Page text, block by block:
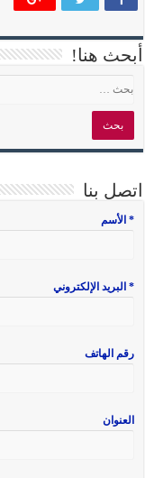
أبحث هنا!
اتصل بنا
* الأسم
* البريد الإلكتروني
رقم الهاتف
العنوان